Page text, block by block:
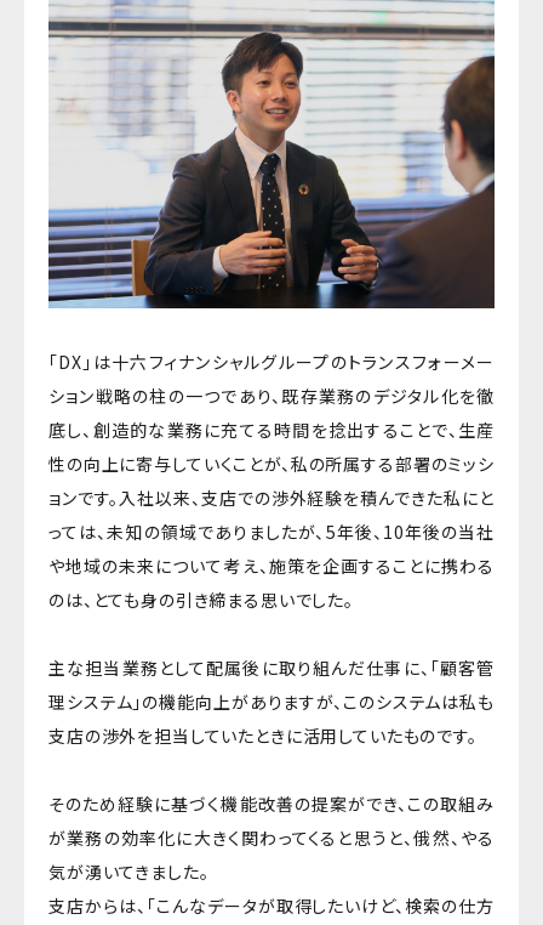
「DX」は十六フィナンシャルグループのトランスフォーメー
ション戦略の柱の一つであり、既存業務のデジタル化を徹
底し、創造的な業務に充てる時間を捻出することで、生産
性の向上に寄与していくことが、私の所属する部署のミッシ
ョンです。入社以来、支店での渉外経験を積んできた私にと
っては、未知の領域でありましたが、5年後、10年後の当社
や地域の未来について考え、施策を企画することに携わる
のは、とても身の引き締まる思いでした。
主な担当業務として配属後に取り組んだ仕事に、「顧客管
理システム」の機能向上がありますが、このシステムは私も
支店の渉外を担当していたときに活用していたものです。
そのため経験に基づく機能改善の提案ができ、この取組み
が業務の効率化に大きく関わってくると思うと、俄然、やる
気が湧いてきました。
支店からは、「こんなデータが取得したいけど、検索の仕方